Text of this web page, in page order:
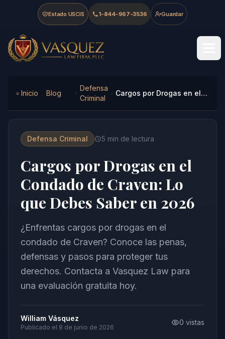
Skip to main content
Skip to navigation
Skip to footer
Estado USCIS 1-844-967-3536 Guardar
Vasquez Law Firm - Home
Inicio Blog
Defensa
Criminal
Cargos por Drogas en el Condado de Craven: Lo que Debes Saber en 2026
Defensa Criminal 5 min de lectura
Cargos por Drogas en el
Condado de Craven: Lo
que Debes Saber en 2026
¿Enfrentas cargos por drogas en el
condado de Craven? Conoce las penas,
defensas y pasos para proteger tus
derechos. Contacta a Vasquez Law para
una evaluación gratuita hoy.
William Vásquez
Publicado el 8 de junio de 2026
0 vistas